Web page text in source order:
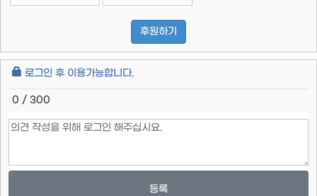
후원하기
로그인 후 이용가능합니다.
0 / 300
등록